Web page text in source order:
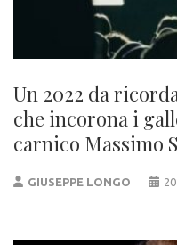
Un 2022 da
che incorona i
carnico Massimo
GIUSEPPE LONGO